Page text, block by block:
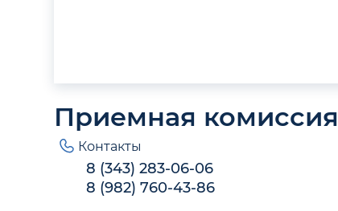
Приемная комиссия
Контакты
8 (343) 283-06-06
8 (982) 760-43-86